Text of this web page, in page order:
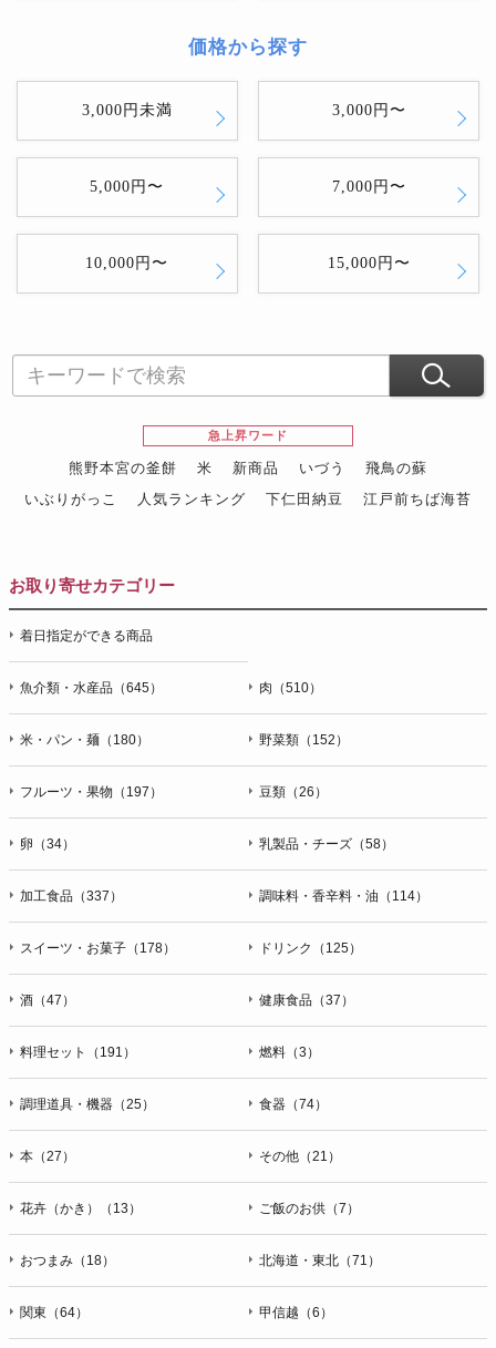
価格から探す
3,000円未満 3,000円〜
5,000円〜 7,000円〜
10,000円〜 15,000円〜
急上昇ワード
熊野本宮の釜餅 米 新商品 いづう
飛鳥の蘇
いぶりがっこ
人気ランキング 下仁田納豆
江戸前ちば海苔
お取り寄せカテゴリー
着日指定ができる商品
魚介類・水産品（645） 肉（510）
米・パン・麺（180） 野菜類（152）
フルーツ・果物（197） 豆類（26）
卵（34） 乳製品・チーズ（58）
加工食品（337） 調味料・香辛料・油（114）
スイーツ・お菓子（178） ドリンク（125）
酒（47） 健康食品（37）
料理セット（191） 燃料（3）
調理道具・機器（25） 食器（74）
本（27） その他（21）
花卉（かき）（13） ご飯のお供（7）
おつまみ（18） 北海道・東北（71）
関東（64） 甲信越（6）